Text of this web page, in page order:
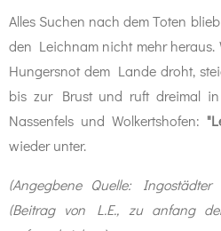
Alles Suchen nach dem Toten
den Leichnam nicht mehr
Hungersnot dem Lande droht,
bis zur Brust und ruft dreimal
Nassenfels und Wolkertshofen:
wieder unter.
(Angegbene Quelle:
(Beitrag von L.E., zu anfang